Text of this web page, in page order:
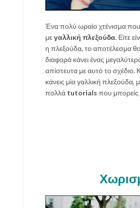
Ένα πολύ ωραίο χτένισμα
μεγαλλική πλεξούδα. Είτε
η πλεξούδα, το αποτέλεσμα θα
διαφορά κάνει ένας
απίστευτα με αυτό το σχέδιο.
κάνεις μία γαλλική
πολλά tutorials που μπορείς